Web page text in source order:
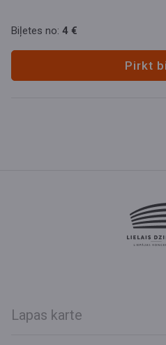
Biļetes no: 4 €
Pirkt
Lapas karte